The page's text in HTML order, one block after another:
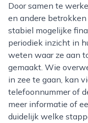
Door samen te
en andere
stabiel mogelijke
periodiek inzicht in
weten waar ze aan
gemaakt. Wie
in zee te gaan, kan
telefoonnummer of
meer informatie of
duidelijk welke